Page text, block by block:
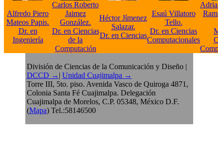
Alfredo Piero
Mateos Papis.
Dr. en
Ingeniería
Carlos Roberto
Jaimez
González.
Dr. en Ciencias
de la
Computación
Héctor Jímenez
Salazar.
Dr. en Ciencias
Esaú Villatoro
Tello.
Dr. en Ciencias
Computacionales
División de Ciencias de la Comunicación y Diseño|
DCCD → | Unidad Cuajimalpa →
Torre III, 5to. piso. Avenida Vasco de Quiroga 4871,
Colonia Santa Fé Cuajimalpa. Delegación
Cuajimalpa de Morelos, C.P. 05348, México D.F.
(Mapa) Tel.:58146500